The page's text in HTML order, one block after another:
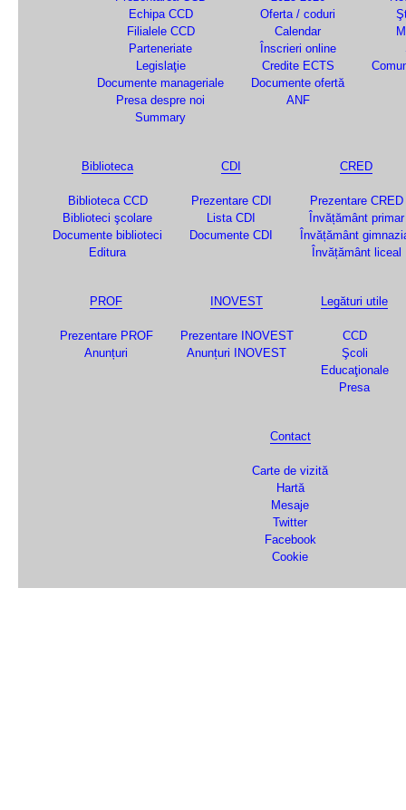
Echipa CCD
Filialele CCD
Parteneriate
Legislaţie
Documente manageriale
Presa despre noi
Summary
Oferta / coduri
Calendar
Înscrieri online
Credite ECTS
Documente ofertă
ANF
Biblioteca
Biblioteca CCD
Biblioteci şcolare
Documente biblioteci
Editura
CDI
Prezentare CDI
Lista CDI
Documente CDI
CRED
Prezentare CRED
Învățământ primar
Învățământ
Învățământ liceal
PROF
Prezentare PROF
Anunțuri
INOVEST
Prezentare INOVEST
Anunțuri INOVEST
Legături utile
CCD
Şcoli
Educaţionale
Presa
Contact
Carte de vizită
Hartă
Mesaje
Twitter
Facebook
Cookie